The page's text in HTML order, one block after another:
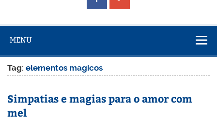
MENU
Tag:elementos magicos
Simpatias e magias para o amor com
mel